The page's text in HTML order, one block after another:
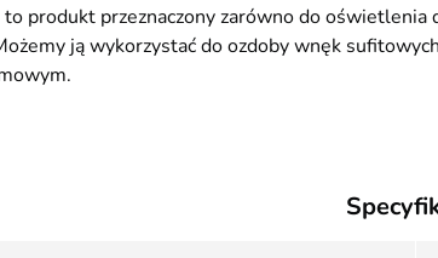
produkt przeznaczony zarówno do
ją wykorzystać do ozdoby wnęk